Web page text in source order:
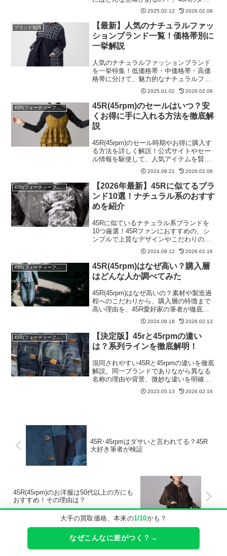
大手の買取価格、本来の1/10かも？
なぜこんなに差がつく？→
やロゴを見て、こんな疑問を持ったこと
はありませんか？結論から言うと、45R
の名前はレコードの回転数「45rpm」に
由来し、「...
2025.02.12 2026.02.08
ブランド知識
【最新】人気のナチュラルファッ
ションブランド一覧！価格帯別に
一挙解説
人気のナチュラルファッションブランド
を一挙特集！低価格帯・中価格帯・高価
格帯に分けて、魅力的なナチュラルファ
ッションブランドのアイテムが揃うブラ
ンドの魅力を詳しくご紹介します。
2025.01.02 2026.02.08
45R(フォーティーファイブアール)
45R(45rpm)のセールはいつ？安
くお得に手に入れる方法を徹底解
説
45R(45rpm)のセール時期やお得に購入す
る方法を詳しく解説！公式サイトやセー
ル情報を駆使して、人気アイテムを賢く
手に入れるコツをご紹介します。
2024.08.21 2026.02.08
45R(フォーティーファイブアール)
【2026年最新】45Rに似てるブラ
ンド10選！ナチュラル系のおすす
めを紹介
45Rに似ているナチュラル系ブランドを
10つ厳選！45Rファンにおすすめの、シ
ンプルで上質なデザインやこだわりの素
材を持つブランドを10選厳選してお届け
2024.09.12 2026.02.16
45R(フォーティーファイブアール)
45R(45rpm)はなぜ高い？購入層
はどんな人か調べてみた
45R(45rpm)はなぜ高いの？素材や製造過
程へのこだわりから、購入層の特徴まで
高い理由を、45R愛好家の筆者が徹底解
2024.08.18 2026.02.13
45R(フォーティーファイブアール)
【決定版】45rと45rpmの違い
は？系列ラインを徹底解明！
混同されやすい45Rと45rpmの違いを徹底
解説。同一ブランドでありながら異なる
名称の理由や背景、微妙な違いを明確に
解説。フォーティーファイブアールピー
エムの中でもたくさんある系列ラインを
2023.05.13 2026.02.16
45R･45rpmはダサいと言われてる？45R
大好き筆者が検証
45R(45rpm)のお洋服は50代以上の方にも
おすすめ！その理由は？